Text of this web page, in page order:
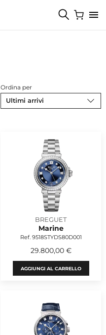
Ordina per
Ultimi arrivi
BREGUET
Marine
Ref. 9518STYDS80D001
29.800,00 €
AGGIUNGI AL CARRELLO